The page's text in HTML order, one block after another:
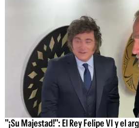
"¡Su Majestad!": El Rey Felipe VI y el